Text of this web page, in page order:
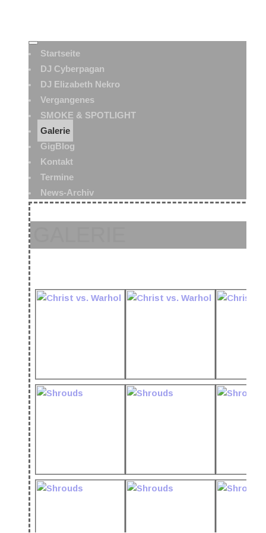
Startseite
DJ Cyberpagan
DJ Elizabeth Nekro
Vergangenes
SMOKE & SPOTLIGHT
Galerie
GigBlog
Kontakt
Termine
News-Archiv